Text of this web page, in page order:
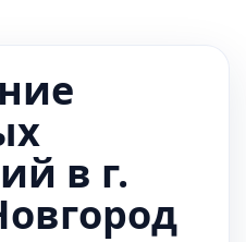
в г.